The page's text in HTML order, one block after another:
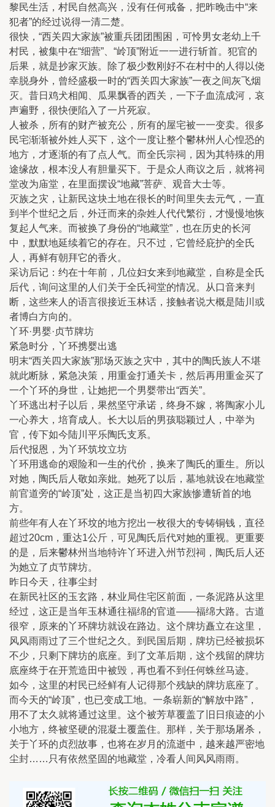
黎民生活，村民自然高兴，没有任何戒备，把昨晚击中“来
犯者”的经过说得一清二楚。
很快，“西关四大家族”被重兵团团围困，可怜男女老幼上千
村民，被集中在“细营”、“岭顶”附近一一进行斩首。犯官的
后果，就是抄家灭族。除了极少数刚好不在村中的人得以侥
幸脱身外，曾经盛极一时的“西关四大家族”一夜之间灰飞烟
灭。昔日鸡犬相闻、瓜果飘香的西关，一下子血流成河，哀
声遍野，很快便陷入了一片死寂。
人被杀，所有的财产被充公，所有的屋宅被一一变卖。很多
民宅渐渐被外姓人买下，这个一度让整个鬱林州人心惶恐的
地方，才逐渐的有了点人气。而全氏宗祠，因为其特殊的用
途缘故，根本没人有胆量买下。于是众人商议之后，就将祠
堂改为庙堂，在里面摆设“地藏”菩萨、观音大士等。
灭族之灾，让新民这块土地在很长的时间里失去元气，一直
到半个世纪之后，外迁而来的杂姓人代代繁衍，才慢慢地恢
复起人气来。而被换了身份的“地藏堂”，也在历史的长河
中，默默地延续着它的存在。只不过，它曾经庇护的全氏
人，再鲜有朝拜它的香火。
采访后记：约在十年前，几位妇女来到地藏堂，自称是全氏
后代，询问这里的人们关于全氏祠堂的情况。从口音来判
断，这些来人的语言很接近玉林话，接触者说大概是陆川或
者博白方向的。
丫环·男婴·贞节牌坊
紧急时分，丫环携婴出逃
明末“西关四大家族”那场灭族之灾中，其中的陶氏族人不堪
就此断脉，紧急决策，用重金打通关卡，然后再用重金买了
一个丫环的身世，让她把一个男婴带出“西关”。
丫环逃出村子以后，果然坚守承诺，终身不嫁，将陶家小儿
一心养大，培育成人。长大以后的男孩聪颖过人，中举为
官，传下如今陆川平乐陶氏支系。
后代报恩，为丫环筑坟立坊
丫环用逃命的艰险和一生的代价，换来了陶氏的重生。所以
对她，陶氏后人敬如亲妣。她死了以后，墓地就设在地藏堂
前官道旁的“岭顶”处，这正是当初四大家族惨遭斩首的地
方。
前些年有人在丫环坟的地方挖出一枚很大的专铸铜钱，直径
超过20cm，重达1公斤，可见陶氏后代对她的重视。更重要
的是，后来鬱林州当地特许丫环进入州节烈祠，陶氏后人还
为她立了贞节牌坊。
昨日今天，往事尘封
在新民社区的玉玄路，林业局住宅区前面，一条泥路从这里
经过，这正是当年玉林通往福绵的官道——福绵大路。古道
很窄，原来的丫环牌坊就设在路边。这个牌坊矗立在这里，
风风雨雨过了三个世纪之久。到民国后期，牌坊已经被损坏
不少，只剩下牌坊的底座。到了文革后期，这个残留的牌坊
底座终于在开荒造田中被毁，再也看不到任何蛛丝马迹。
如今，这里的村民已经鲜有人记得那个残缺的牌坊底座了。
而今天的“岭顶”，也已变成工地。一条崭新的“解放中路”，
用不了太久就将通过这里。这个被芳草覆盖了旧日痕迹的小
小地方，终被坚硬的混凝土覆盖住。那样，关于那场屠杀，
关于丫环的贞烈故事，也将在岁月的流逝中，越来越严密地
尘封……只有依然坚固的地藏堂，冷看人间风风雨雨。